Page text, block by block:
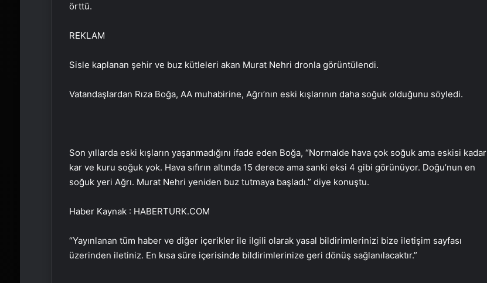
örttü.
REKLAM
Sisle kaplanan şehir ve buz kütleleri akan Murat Nehri dronla görüntülendi.
Vatandaşlardan Rıza Boğa, AA muhabirine, Ağrı’nın eski kışlarının daha soğuk olduğunu söyledi.
Son yıllarda eski kışların yaşanmadığını ifade eden Boğa, “Normalde hava çok soğuk ama eskisi kadar
kar ve kuru soğuk yok. Hava sıfırın altında 15 derece ama sanki eksi 4 gibi görünüyor. Doğu’nun en
soğuk yeri Ağrı. Murat Nehri yeniden buz tutmaya başladı.” diye konuştu.
Haber Kaynak : HABERTURK.COM
“Yayınlanan tüm haber ve diğer içerikler ile ilgili olarak yasal bildirimlerinizi bize iletişim sayfası
üzerinden iletiniz. En kısa süre içerisinde bildirimlerinize geri dönüş sağlanılacaktır.”